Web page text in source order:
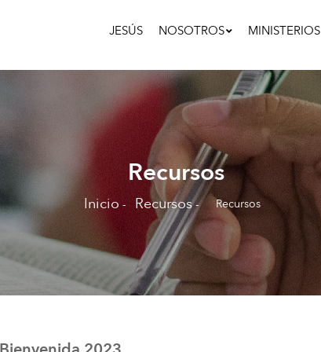
Navigation
JESÚS NOSOTROS MINISTERIOS
Recursos
Sobrescribir
enlaces
de
ayuda
Inicio - Recursos - Recursos